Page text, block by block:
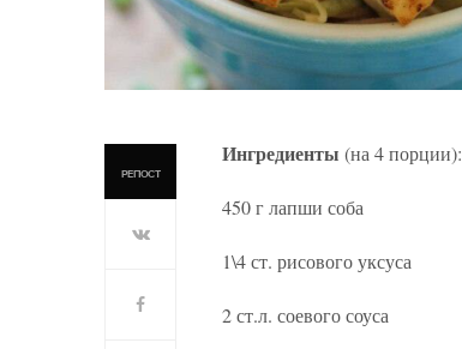
РЕПОСТ
Ингредиенты (на 4 порции):
450 г лапши соба
1\4 ст. рисового уксуса
2 ст.л. соевого соуса